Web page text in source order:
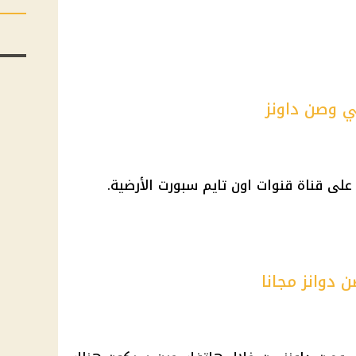
وصن داونز
قناة قنوات اون تايم سبورت الأرضية.
دوانز مجانا